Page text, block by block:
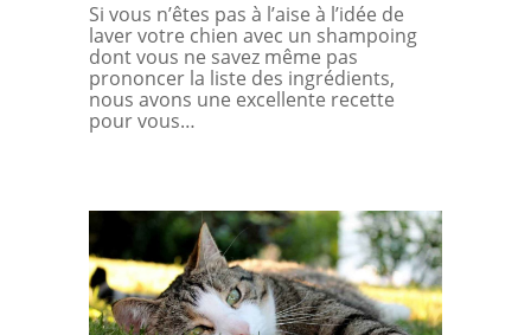
Si vous n’êtes pas à l’aise à l’idée de
laver votre chien avec un shampoing
dont vous ne savez même pas
prononcer la liste des ingrédients,
nous avons une excellente recette
pour vous…